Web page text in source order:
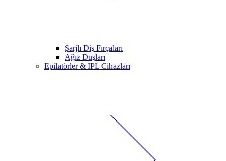
Şarjlı Diş Fırçaları
Ağız Duşları
Epilatörler & IPL Cihazları